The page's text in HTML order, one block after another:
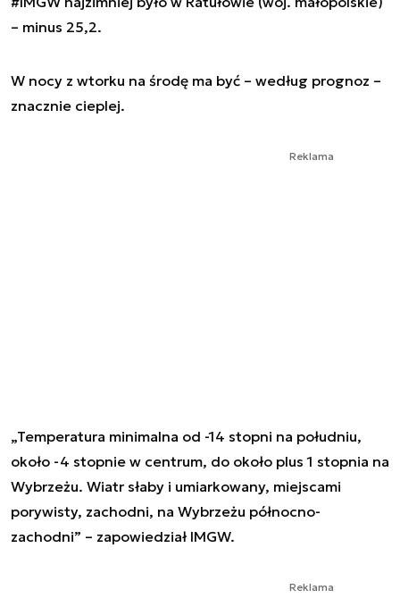
– minus 25,2.
W nocy z wtorku na środę ma być – według prognoz –
znacznie cieplej.
Reklama
„Temperatura minimalna od -14 stopni na południu,
około -4 stopnie w centrum, do około plus 1 stopnia na
Wybrzeżu. Wiatr słaby i umiarkowany, miejscami
porywisty, zachodni, na Wybrzeżu północno-
zachodni” – zapowiedział IMGW.
Reklama